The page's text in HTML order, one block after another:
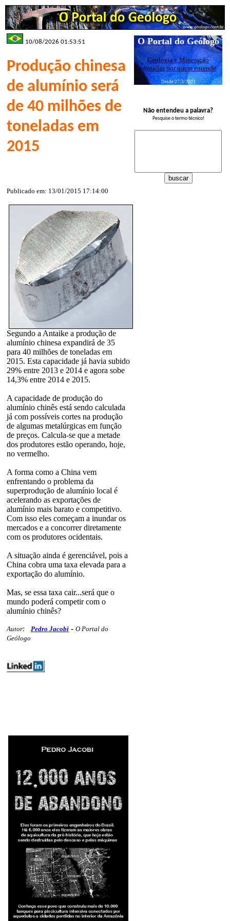
10/08/2026 01:53:51
Produção chinesa
de alumínio será
de 40 milhões de
toneladas em
2015
Publicado em: 13/01/2015 17:14:00
Segundo a Antaike a produção de
alumínio chinesa expandirá de 35
para 40 milhões de toneladas em
2015. Esta capacidade já havia subido
29% entre 2013 e 2014 e agora sobe
14,3% entre 2014 e 2015.
A capacidade de produção do
alumínio chinês está sendo calculada
já com possíveis cortes na produção
de algumas metalúrgicas em função
de preços. Calcula-se que a metade
dos produtores estão operando, hoje,
no vermelho.
A forma como a China vem
enfrentando o problema da
superprodução de alumínio local é
acelerando as exportações de
alumínio mais barato e competitivo.
Com isso eles começam a inundar os
mercados e a concorrer diretamente
com os produtores ocidentais.
A situação ainda é gerenciável, pois a
China cobra uma taxa elevada para a
exportação do alumínio.
Mas, se essa taxa cair...será que o
mundo poderá competir com o
alumínio chinês?
Autor: Pedro Jacobi - O Portal do
Geólogo
O Portal do Geólogo
Geologia e Mineração
contadas por quem entende
Desde 27/3/2003
Não entendeu a palavra?
Pesquise o termo técnico!